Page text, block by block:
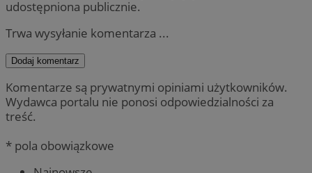
udostępniona publicznie.
Trwa wysyłanie komentarza ...
Dodaj komentarz
Komentarze są prywatnymi opiniami użytkowników.
Wydawca portalu nie ponosi odpowiedzialności za
treść.
* pola obowiązkowe